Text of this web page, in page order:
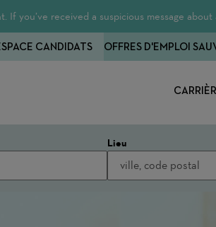
If you’ve received a suspicious message
CANDIDATS OFFRES D'EMPLOI
Lieu